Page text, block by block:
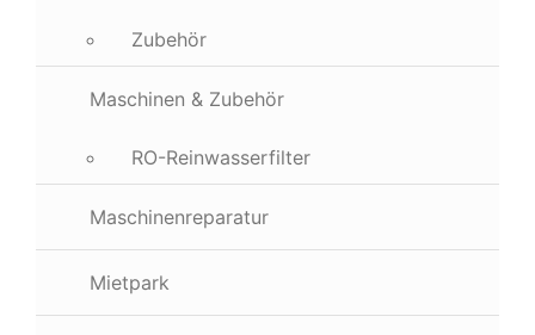
Zubehör
Maschinen & Zubehör
RO-Reinwasserfilter
Maschinenreparatur
Mietpark